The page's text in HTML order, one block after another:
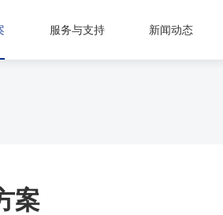
服务与支持 新闻动态
案